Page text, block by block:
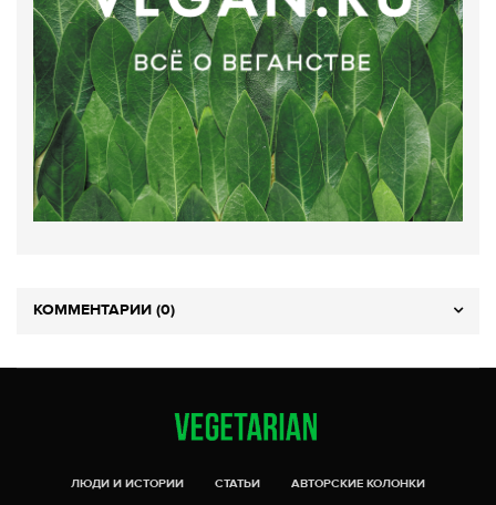
КОММЕНТАРИИ (0)
ЛЮДИ И ИСТОРИИ СТАТЬИ
АВТОРСКИЕ КОЛОНКИ